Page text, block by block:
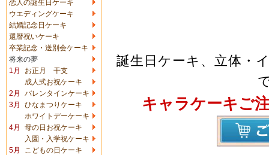
恋人の誕生日ケーキ
ウエディングケーキ
結婚記念日ケーキ
還暦祝いケーキ
卒業記念・送別会ケーキ
将来の夢
1月
お正月 干支
成人式お祝ケーキ
2月
バレンタインケーキ
3月
ひなまつりケーキ
ホワイトデーケーキ
4月
母の日お祝ケーキ
入園・入学祝ケーキ
5月
こどもの日ケーキ
誕生日ケーキ、立体・
キャラケーキご